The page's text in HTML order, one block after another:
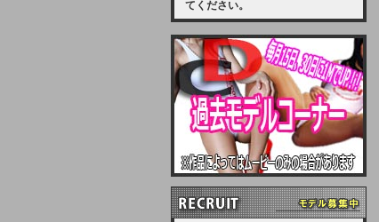
ます。その為、アクセスはできませ
ますが、ご理解の程を宜しくお願い
致します。
2022-09-01 (木)
【サーバーメンテナンスのお知ら
せ】
9月10日（土曜日）AM6：00から
AM8：00（予定）サーバーメンテ
ナンスを致します。ご迷惑をおかけ
てください。